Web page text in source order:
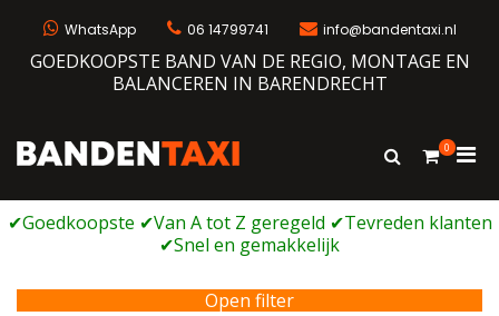
WhatsApp 06 14799741 info@bandentaxi.nl
GOEDKOOPSTE BAND VAN DE REGIO, MONTAGE EN
BALANCEREN IN BARENDRECHT
Bandengarage met eigen webshop
Toon
0
voor
Open filter